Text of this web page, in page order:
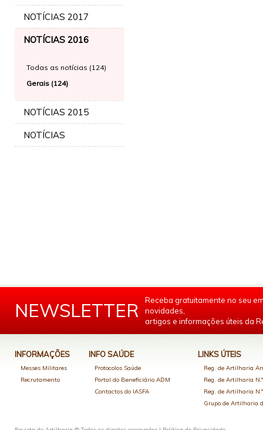
NOTÍCIAS 2017
NOTÍCIAS 2016
Todas as notícias (124)
Gerais (124)
NOTÍCIAS 2015
NOTÍCIAS
NEWSLETTER
Receba gratuitamente no seu
novidades,
artigos e informações úteis da
INFORMAÇÕES
Messes Militares
Recrutamento
INFO SAÚDE
Protocolos Saúde
Portal do Beneficiário ADM
Contactos do IASFA
LINKS ÚTEIS
Reg. de Artilharia
Reg. de Artilharia
Reg. de Artilharia
Grupo de Artilharia